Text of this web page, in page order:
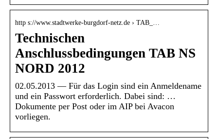
http s://www.stadtwerke-burgdorf-netz.de › TAB_…
Technischen
Anschlussbedingungen TAB NS
NORD 2012
02.05.2013 — Für das Login sind ein Anmeldename
und ein Passwort erforderlich. Dabei sind: …
Dokumente per Post oder im AIP bei Avacon
vorliegen.